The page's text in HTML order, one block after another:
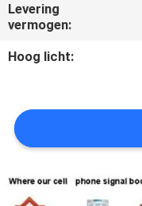
NIEUWS
GEVALLEN
OFFERTE
AANVRAGEN
Levering
vermogen:
Hoog licht: